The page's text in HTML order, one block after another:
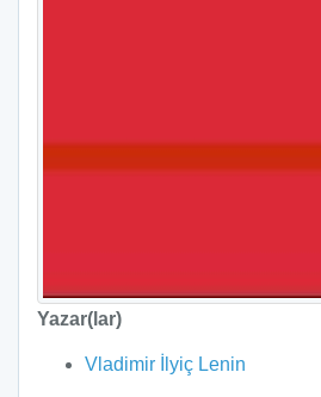
Yazar(lar)
Vladimir İlyiç Lenin